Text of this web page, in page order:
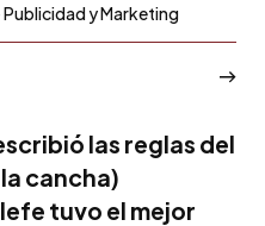
y Marketing
las reglas del
cancha)
tuvo el mejor